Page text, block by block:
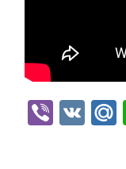
Viber
VK